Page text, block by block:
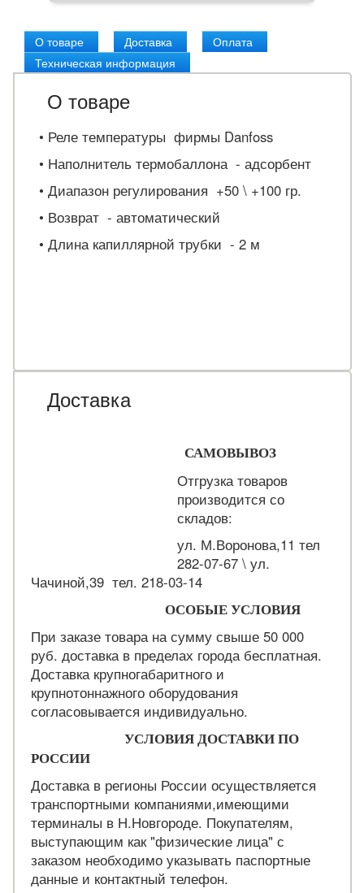
О товаре Доставка
Оплата
Техническая информация
О товаре
• Реле температуры фирмы Danfoss
• Наполнитель термобаллона - адсорбент
• Диапазон регулирования +50 \ +100 гр.
• Возврат - автоматический
• Длина капиллярной трубки - 2 м
Доставка
САМОВЫВОЗ
Отгрузка товаров
производится со
складов:
ул. М.Воронова,11 тел
282-07-67 \ ул.
Чачиной,39 тел. 218-03-14
ОСОБЫЕ УСЛОВИЯ
При заказе товара на сумму свыше 50 000
руб. доставка в пределах города бесплатная.
Доставка крупногабаритного и
крупнотоннажного оборудования
согласовывается индивидуально.
УСЛОВИЯ ДОСТАВКИ ПО
РОССИИ
Доставка в регионы России осуществляется
транспортными компаниями,имеющими
терминалы в Н.Новгороде. Покупателям,
выступающим как "физические лица" с
заказом необходимо указывать паспортные
данные и контактный телефон.